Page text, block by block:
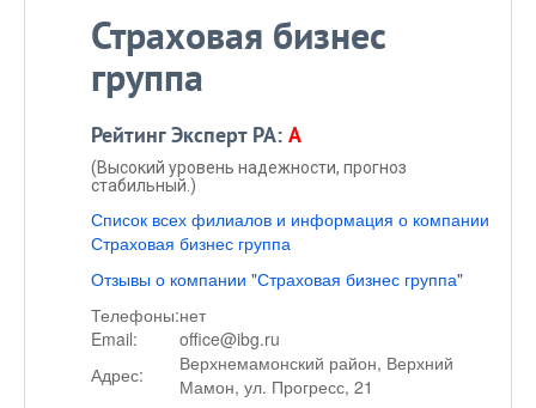
Страховая бизнес
группа
Рейтинг Эксперт РА: A
(Высокий уровень надежности, прогноз
стабильный.)
Список всех филиалов и информация о компании
Страховая бизнес группа
Отзывы о компании "Страховая бизнес группа"
Телефоны:нет
Email:
office@ibg.ru
Адрес:
Верхнемамонский район, Верхний
Мамон, ул. Прогресс, 21